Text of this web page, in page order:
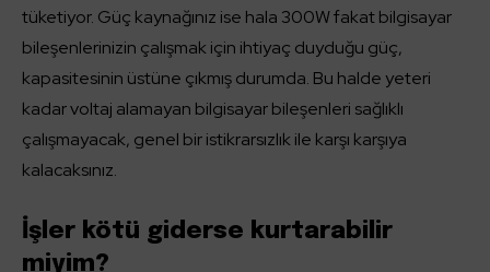
tüketiyor. Güç kaynağınız ise hala 300W fakat bilgisayar
bileşenlerinizin çalışmak için ihtiyaç duyduğu güç,
kapasitesinin üstüne çıkmış durumda. Bu halde yeteri
kadar voltaj alamayan bilgisayar bileşenleri sağlıklı
çalışmayacak, genel bir istikrarsızlık ile karşı karşıya
kalacaksınız.
İşler kötü giderse kurtarabilir
miyim?